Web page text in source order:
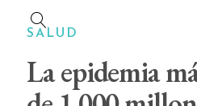
SALUD
La epidemia